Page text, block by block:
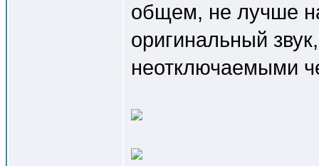
общем, не лучше
оригинальный
неотключаемыми